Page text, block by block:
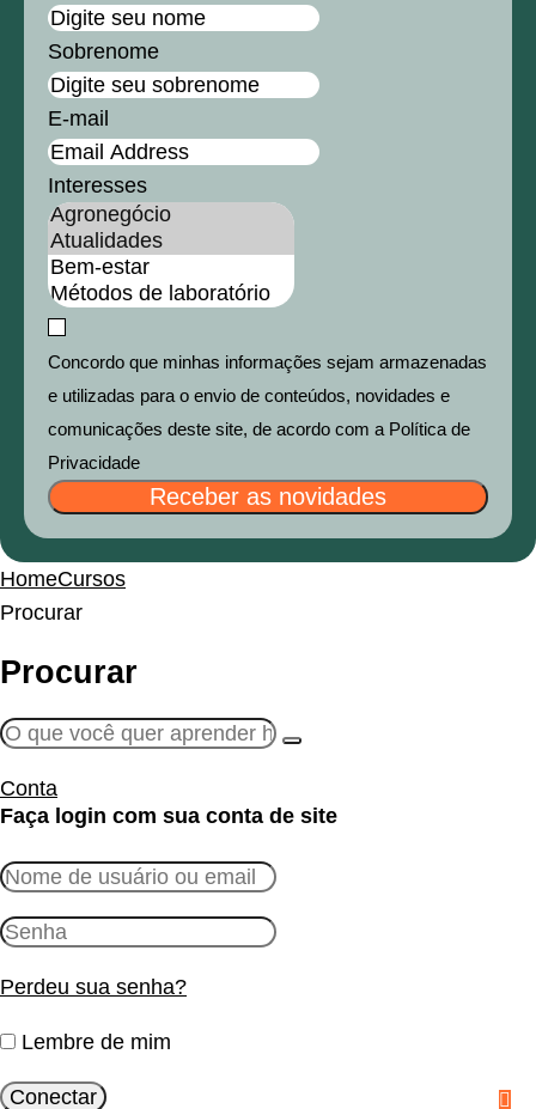
Sobrenome
E-mail
Interesses
Concordo que minhas informações sejam armazenadas
e utilizadas para o envio de conteúdos, novidades e
comunicações deste site, de acordo com a Política de
Privacidade
Receber as novidades
HomeCursos
Procurar
Procurar
Conta
Faça login com sua conta de site
Perdeu sua senha?
Lembre de mim